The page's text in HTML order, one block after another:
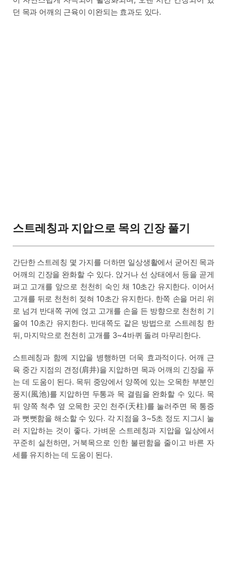
던 목과 어깨의 근육이 이완되는 효과도 있다.
스트레칭과 지압으로 목의 긴장 풀기
간단한 스트레칭 몇 가지를 더하면 일상생활에서 굳어진 목과
어깨의 긴장을 완화할 수 있다. 앉거나 선 상태에서 등을 곧게
펴고 고개를 앞으로 천천히 숙인 채 10초간 유지한다. 이어서
고개를 뒤로 천천히 젖혀 10초간 유지한다. 한쪽 손을 머리 위
로 넘겨 반대쪽 귀에 얹고 고개를 손을 든 방향으로 천천히 기
울여 10초간 유지한다. 반대쪽도 같은 방법으로 스트레칭 한
뒤, 마지막으로 천천히 고개를 3~4바퀴 돌려 마무리한다.
스트레칭과 함께 지압을 병행하면 더욱 효과적이다. 어깨 근
육 중간 지점의 견정(肩井)을 지압하면 목과 어깨의 긴장을 푸
는 데 도움이 된다. 목뒤 중앙에서 양쪽에 있는 오목한 부분인
풍지(風池)를 지압하면 두통과 목 결림을 완화할 수 있다. 목
뒤 양쪽 척추 옆 오목한 곳인 천주(天柱)를 눌러주면 목 통증
과 뻣뻣함을 해소할 수 있다. 각 지점을 3~5초 정도 지그시 눌
러 지압하는 것이 좋다. 가벼운 스트레칭과 지압을 일상에서
꾸준히 실천하면, 거북목으로 인한 불편함을 줄이고 바른 자
세를 유지하는 데 도움이 된다.